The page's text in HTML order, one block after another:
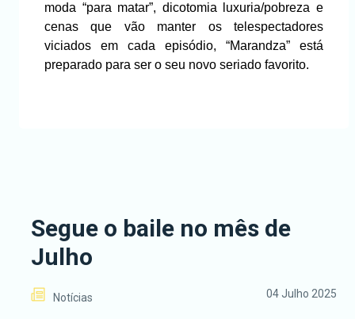
moda “para matar”, dicotomia luxuria/pobreza e
cenas que vão manter os telespectadores
viciados em cada episódio, “Marandza” está
preparado para ser o seu novo seriado favorito.
Segue o baile no mês de
Julho
Notícias 04 Julho 2025